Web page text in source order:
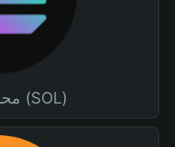
محفظة سولانا (SOL)